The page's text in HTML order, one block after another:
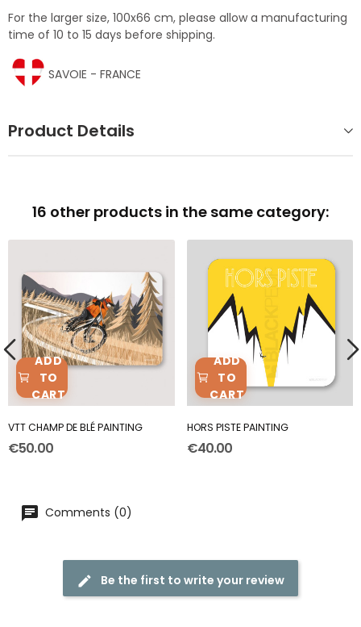
For the larger size, 100x66 cm, please allow a manufacturing
time of 10 to 15 days before shipping.
SAVOIE - FRANCE
Product Details
16 other products in the same category:
ADD
TO
CART
VTT CHAMP DE BLÉ PAINTING
€50.00
ADD
TO
CART
HORS PISTE PAINTING
€40.00
Comments (0)
Be the first to write your review